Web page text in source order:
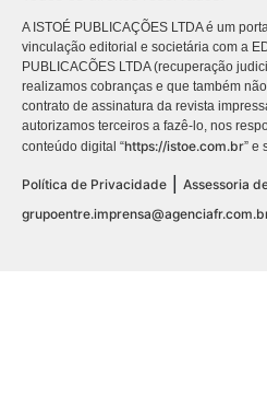
A ISTOÉ PUBLICAÇÕES LTDA é um
vinculação editorial e societária com a
PUBLICACÕES LTDA (recuperação
realizamos cobranças e que também
contrato de assinatura da revista
autorizamos terceiros a fazê-lo, nos
conteúdo digital “https://istoe.com.br” e
Política de Privacidade | Assessoria